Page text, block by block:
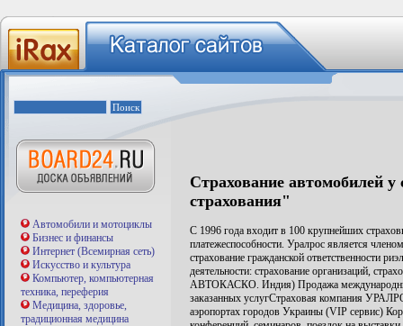
Автомобили и мотоциклы
Бизнес и финансы
Интернет (Всемирная сеть)
Искусство и культура
Компьютер, компьютерная
техника, переферия
Медицина, здоровье,
традиционная медицина
Страхование автомобилей
страхования"
С 1996 года входит в 100 крупнейших
платежеспособности. Уралрос является
страхование гражданской ответственности
деятельности: страхование организаций,
АВТОКАСКО. Индия) Продажа
заказанных услугСтраховая компания
аэропортах городов Украины (VIP сервис)